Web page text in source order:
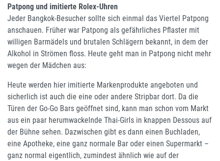
Patpong und imitierte Rolex-Uhren
Jeder Bangkok-Besucher sollte sich einmal das Viertel Patpong
anschauen. Früher war Patpong als gefährliches Pflaster mit
willigen Barmädels und brutalen Schlägern bekannt, in dem der
Alkohol in Strömen floss. Heute geht man in Patpong nicht mehr
wegen der Mädchen aus:
Heute werden hier imitierte Markenprodukte angeboten und
sicherlich ist auch die eine oder andere Stripbar dort. Da die
Türen der Go-Go Bars geöffnet sind, kann man schon vom Markt
aus ein paar herumwackelnde Thai-Girls in knappen Dessous auf
der Bühne sehen. Dazwischen gibt es dann einen Buchladen,
eine Apotheke, eine ganz normale Bar oder einen Supermarkt –
ganz normal eigentlich, zumindest ähnlich wie auf der